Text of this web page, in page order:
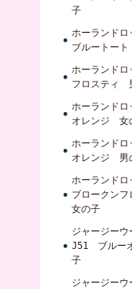
子
ホーランド
ブルートー
ホーランド
フロスティ
ホーランド
オレンジ 女
ホーランド
オレンジ 男
ホーランド
ブロークン
女の子
ジャージーウ
J51 ブルー
子
ジャージーウ